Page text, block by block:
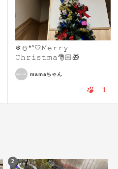
❄⛄️*°🤍𝙼𝚎𝚛𝚛𝚢
𝙲𝚑𝚛𝚒𝚜𝚝𝚖𝚊🎅🏻🎁
mamaちゃん
1
2